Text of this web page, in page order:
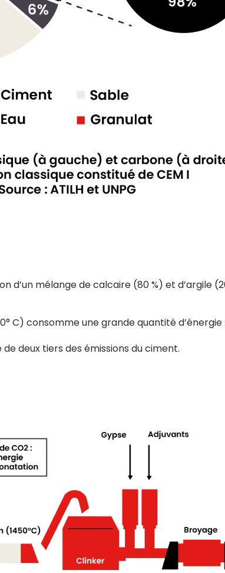
d’un mélange de calcaire (80 %) et d’argile
C) consomme une grande quantité
de deux tiers des émissions du ciment.